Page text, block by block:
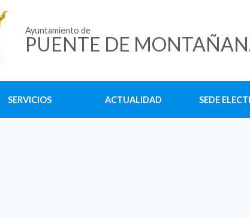
Ayuntamiento de
PUENTE DE
SERVICIOS ACTUALIDAD SEDE